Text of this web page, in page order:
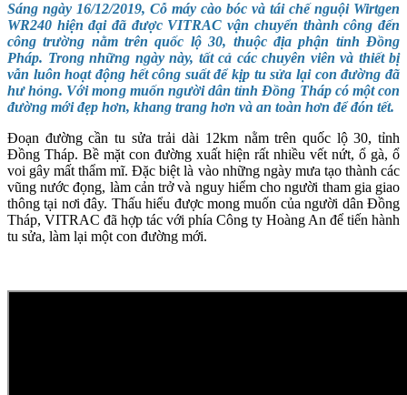
Sáng ngày 16/12/2019, Cỗ máy cào bóc và tái chế nguội Wirtgen
WR240 hiện đại đã được VITRAC vận chuyển thành công đến
công trường nằm trên quốc lộ 30, thuộc địa phận tỉnh Đồng
Pháp. Trong những ngày này, tất cả các chuyên viên và thiết bị
vẫn luôn hoạt động hết công suất để kịp tu sửa lại con đường đã
hư hỏng. Với mong muốn người dân tỉnh Đồng Tháp có một con
đường mới đẹp hơn, khang trang hơn và an toàn hơn để đón tết.
Đoạn đường cần tu sửa trải dài 12km nằm trên quốc lộ 30, tỉnh
Đồng Tháp. Bề mặt con đường xuất hiện rất nhiều vết nứt, ổ gà, ổ
voi gây mất thẩm mĩ. Đặc biệt là vào những ngày mưa tạo thành các
vũng nước đọng, làm cản trở và nguy hiểm cho người tham gia giao
thông tại nơi đây. Thấu hiểu được mong muốn của người dân Đồng
Tháp, VITRAC đã hợp tác với phía Công ty Hoàng An để tiến hành
tu sửa, làm lại một con đường mới.